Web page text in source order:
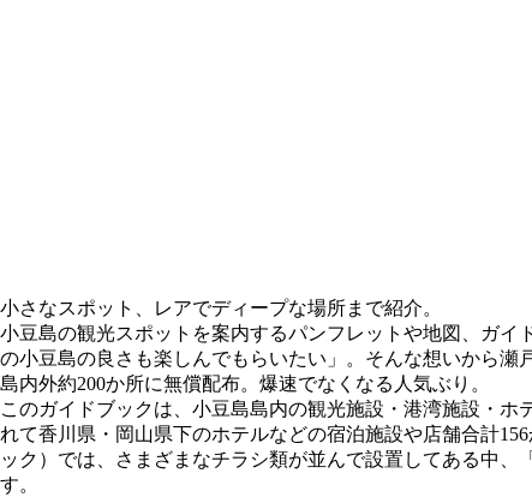
小さなスポット、レアでディープな場所まで紹介。
小豆島の観光スポットを案内するパンフレットや地図、ガ
の小豆島の良さも楽しんでもらいたい」。そんな想いから瀬
島内外約200か所に無償配布。爆速でなくなる人気ぶり。
このガイドブックは、小豆島島内の観光施設・港湾施設・
れて香川県・岡山県下のホテルなどの宿泊施設や店舗合計
ック）では、さまざまなチラシ類が並んで設置してある中
す。